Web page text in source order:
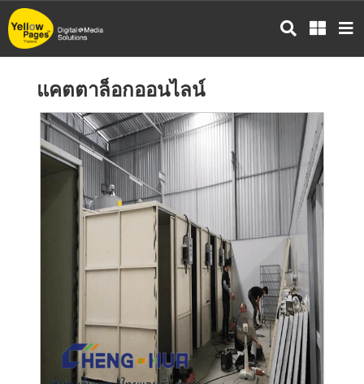
ข้าม
ไป
แคตตาล็อกออนไลน์